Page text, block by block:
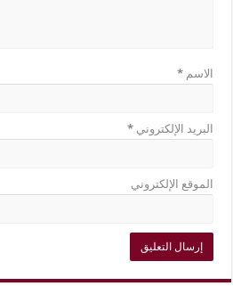
الاسم*
البريد الإلكتروني*
الموقع الإلكتروني